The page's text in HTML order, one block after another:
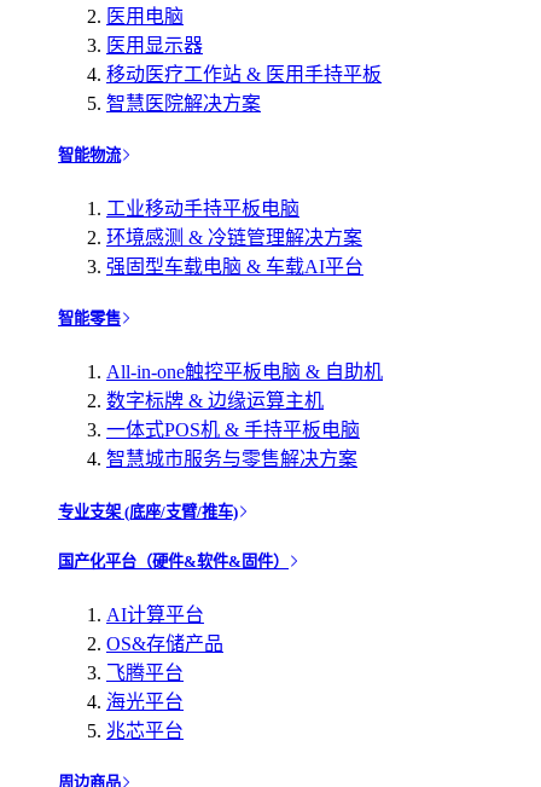
医用电脑
医用显示器
移动医疗工作站 & 医用手持平板
智慧医院解决方案
智能物流
工业移动手持平板电脑
环境感测 & 冷链管理解决方案
强固型车载电脑 & 车载AI平台
智能零售
All-in-one触控平板电脑 & 自助机
数字标牌 & 边缘运算主机
一体式POS机 & 手持平板电脑
智慧城市服务与零售解决方案
专业支架 (底座/支臂/推车)
国产化平台（硬件&软件&固件）
AI计算平台
OS&存储产品
飞腾平台
海光平台
兆芯平台
周边商品